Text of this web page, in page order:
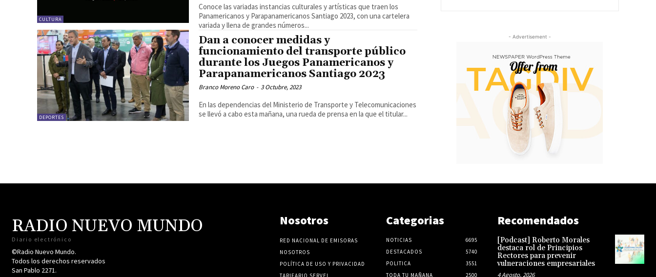
CULTURA
Conoce las variadas instancias culturales y artísticas que traen los
Panamericanos y Parapanamericanos Santiago 2023, con una cartelera
variada y llena de grandes números...
DEPORTES
Dan a conocer medidas y
funcionamiento del transporte público
durante los Juegos Panamericanos y
Parapanamericanos Santiago 2023
Branco Moreno Caro - 3 Octubre, 2023
En las dependencias del Ministerio de Transporte y Telecomunicaciones
se llevó a cabo esta mañana, una rueda de prensa en la que el titular...
- Advertisement -
RADIO NUEVO MUNDO
Diario electrónico
©Radio Nuevo Mundo.
Todos los derechos reservados
San Pablo 2271.
Nosotros
RED NACIONAL DE EMISORAS
NOSOTROS
POLÍTICA DE USO Y PRIVACIDAD
TARIFARIO SERVEL
Categorias
NOTICIAS
6695
DESTACADOS
5740
POLITICA
3551
TODA TU MAÑANA
2500
Recomendados
[Podcast] Roberto Morales
destaca rol de Principios
Rectores para prevenir
vulneraciones empresariales
4 Agosto, 2026